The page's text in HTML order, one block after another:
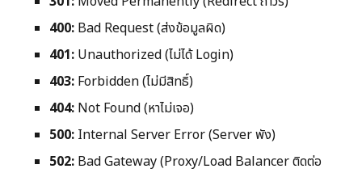
400: Bad Request (ส่งข้อมูลผิด)
401: Unauthorized (ไม่ได้ Login)
403: Forbidden (ไม่มีสิทธิ์)
404: Not Found (หาไม่เจอ)
500: Internal Server Error (Server พัง)
502: Bad Gateway (Proxy/Load Balancer ติดต่อ